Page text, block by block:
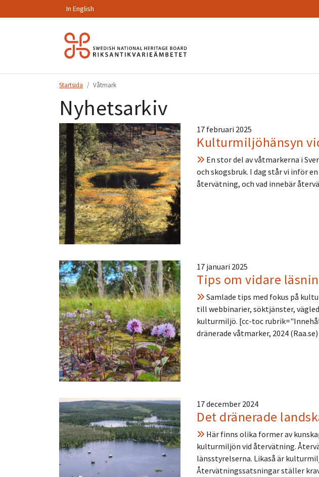
In English
Startsida Våtmark
Nyhetsarkiv
17 februari 2025
Kulturmiljöhänsyn
En stor del av våtmarkerna i
och skogsbruk. I dag står vi inför
återvätning, och vad innebär
17 januari 2025
Tips om vidare
Samlade tips med fokus på
till webbinarier, söktjänster,
kulturmiljö. [cc-toc
dränerade våtmarker, 2024
17 december 2024
Det dränerade
Här finns olika former av
kulturmiljön vid återvätning.
länsstyrelserna. Likaså är
Återvätningssatsningar ställer